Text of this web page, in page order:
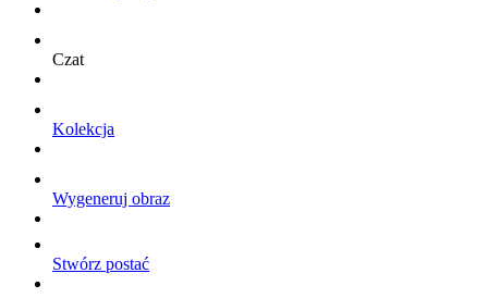
Czat
Kolekcja
Wygeneruj obraz
Stwórz postać